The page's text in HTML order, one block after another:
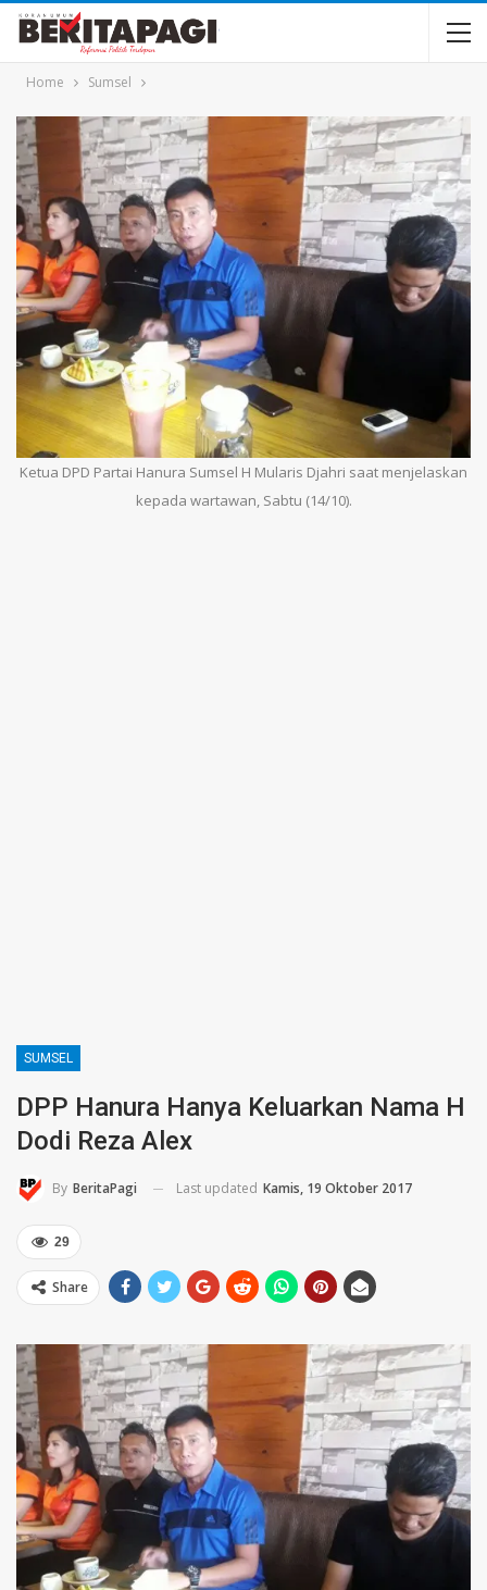
Home Sumsel
Ketua DPD Partai Hanura Sumsel H Mularis Djahri saat menjelaskan
kepada wartawan, Sabtu (14/10).
SUMSEL
DPP Hanura Hanya Keluarkan Nama H
Dodi Reza Alex
By BeritaPagi Last updated Kamis, 19 Oktober 2017
29
Share